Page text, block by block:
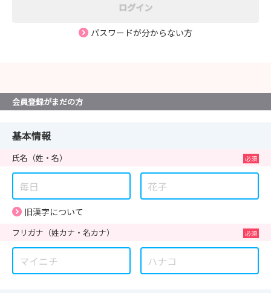
ログイン
パスワードが分からない方
会員登録がまだの方
基本情報
氏名 （姓・名）
旧漢字について
フリガナ （姓カナ・名カナ）